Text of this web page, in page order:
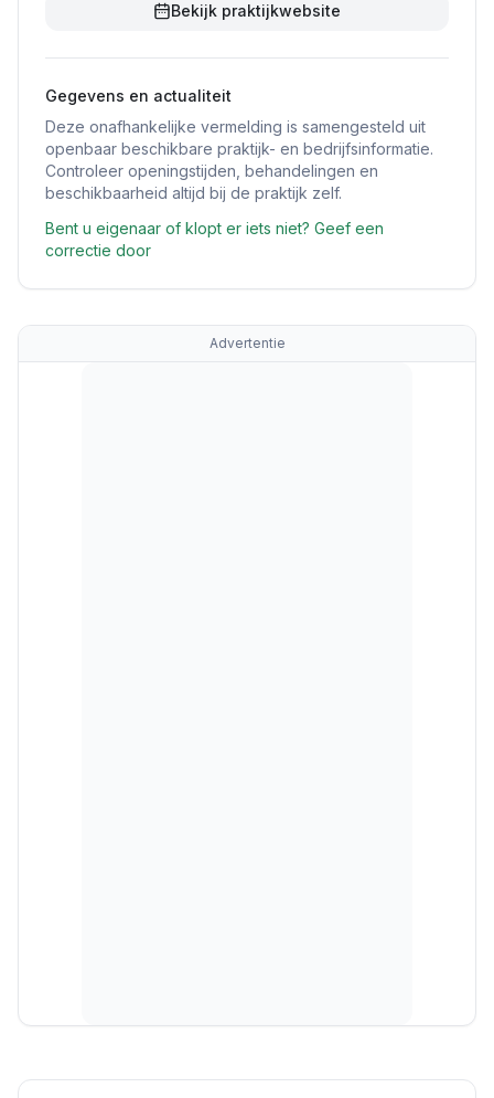
Bekijk praktijkwebsite
Gegevens en actualiteit
Deze onafhankelijke vermelding is samengesteld uit
openbaar beschikbare praktijk- en bedrijfsinformatie.
Controleer openingstijden, behandelingen en
beschikbaarheid altijd bij de praktijk zelf.
Bent u eigenaar of klopt er iets niet? Geef een
correctie door
Advertentie